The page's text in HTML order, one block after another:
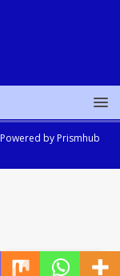
by Prismhub
Translate »